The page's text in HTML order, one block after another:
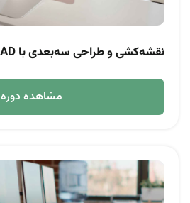
نقشه‌کشی و طراحی سه‌بعدی با AutoCAD
مشاهده دوره